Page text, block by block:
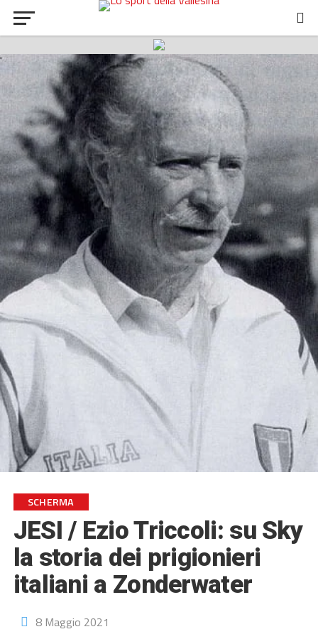
SCHERMA
JESI / Ezio Triccoli: su Sky
la storia dei prigionieri
italiani a Zonderwater
8 Maggio 2021